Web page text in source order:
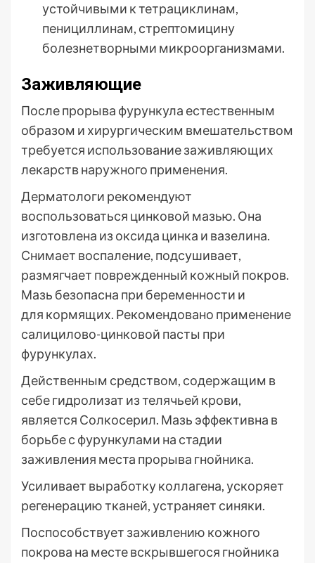
устойчивыми к тетрациклинам,
пенициллинам, стрептомицину
болезнетворными микроорганизмами.
Заживляющие
После прорыва фурункула естественным
образом и хирургическим вмешательством
требуется использование заживляющих
лекарств наружного применения.
Дерматологи рекомендуют
воспользоваться цинковой мазью. Она
изготовлена из оксида цинка и вазелина.
Снимает воспаление, подсушивает,
размягчает поврежденный кожный покров.
Мазь безопасна при беременности и
для кормящих. Рекомендовано применение
салицилово-цинковой пасты при
фурункулах.
Действенным средством, содержащим в
себе гидролизат из телячьей крови,
является Солкосерил. Мазь эффективна в
борьбе с фурункулами на стадии
заживления места прорыва гнойника.
Усиливает выработку коллагена, ускоряет
регенерацию тканей, устраняет синяки.
Поспособствует заживлению кожного
покрова на месте вскрывшегося гнойника